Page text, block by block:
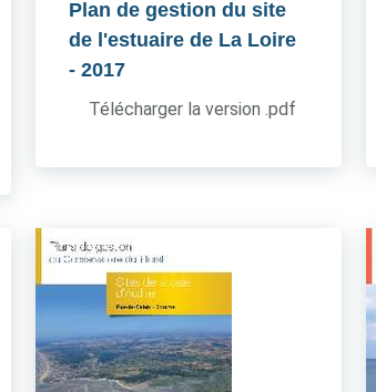
Plan de gestion du site
de l'estuaire de La Loire
- 2017
Télécharger la version .pdf